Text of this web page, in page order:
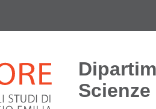
Scienze